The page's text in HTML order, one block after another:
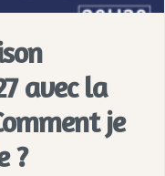
avec la
je
?